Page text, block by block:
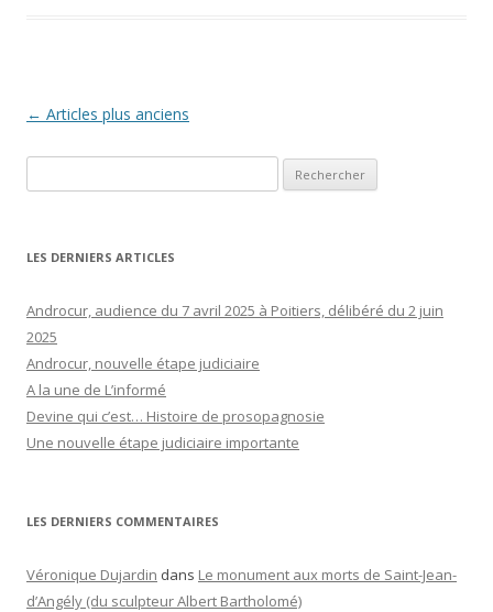
Navigation
← Articles plus anciens
LES DERNIERS ARTICLES
Androcur, audience du 7 avril 2025 à Poitiers, délibéré du 2 juin
2025
Androcur, nouvelle étape judiciaire
A la une de L’informé
Devine qui c’est… Histoire de prosopagnosie
Une nouvelle étape judiciaire importante
LES DERNIERS COMMENTAIRES
Véronique Dujardin dans Le monument aux morts de Saint-Jean-
d’Angély (du sculpteur Albert Bartholomé)